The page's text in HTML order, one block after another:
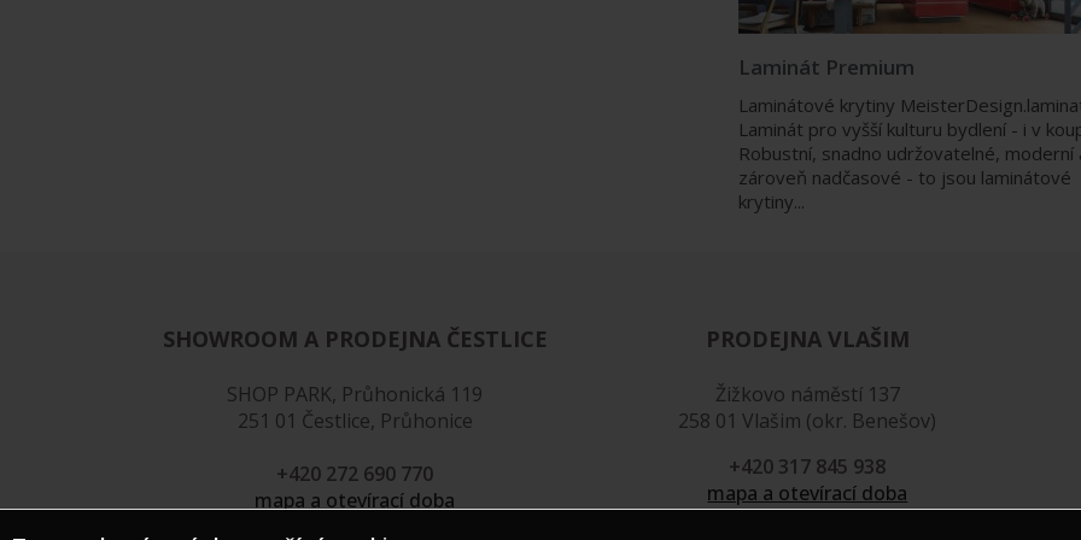
Laminát Premium
Laminátové krytiny
Laminát pro vyšší kulturu bydlení - i v
Robustní, snadno udržovatelné, moderní
zároveň nadčasové - to jsou laminátové
krytiny...
SHOWROOM A PRODEJNA ČESTLICE
SHOP PARK, Průhonická 119
251 01 Čestlice, Průhonice
+420 272 690 770
mapa a otevírací doba
PRODEJNA VLAŠIM
Žižkovo náměstí 137
258 01 Vlašim (okr. Benešov)
+420 317 845 938
mapa a otevírací doba